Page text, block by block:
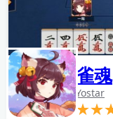
雀魂
Yostar